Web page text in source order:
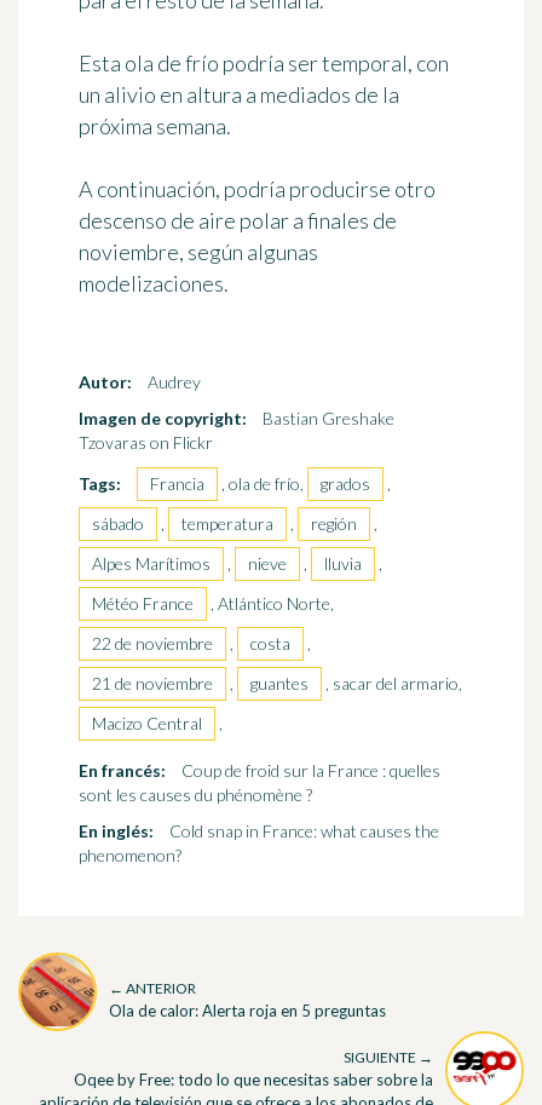
Esta ola de frío podría sertemporal, con
un alivio en altura a mediados de la
próxima semana.
A continuación, podría producirse otro
descenso de aire polar a finales de
noviembre, según algunas
modelizaciones.
Autor:
Audrey
Imagen de copyright:
Bastian Greshake
Tzovaras on Flickr
Tags:
Francia , ola de frío, grados
,
sábado
, temperatura , región
,
Alpes Marítimos
, nieve , lluvia
,
Météo France
, Atlántico Norte,
22 de noviembre
, costa
,
21 de noviembre
, guantes
, sacar del armario,
Macizo Central
,
En francés:
Coup de froid sur la France : quelles
sont les causes du phénomène ?
En inglés:
Cold snap in France: what causes the
phenomenon?
← ANTERIOR
Ola de calor: Alerta roja en 5 preguntas
SIGUIENTE →
Oqee by Free: todo lo que necesitas saber sobre la